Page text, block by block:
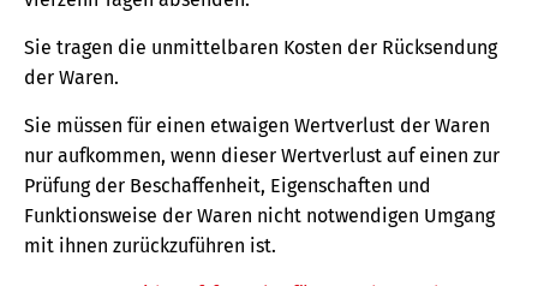
Sie tragen die unmittelbaren Kosten der Rücksendung
der Waren.
Sie müssen für einen etwaigen Wertverlust der Waren
nur aufkommen, wenn dieser Wertverlust auf einen zur
Prüfung der Beschaffenheit, Eigenschaften und
Funktionsweise der Waren nicht notwendigen Umgang
mit ihnen zurückzuführen ist.